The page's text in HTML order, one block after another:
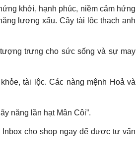
khởi, hạnh phúc, niềm cảm hứng
lượng xấu. Cây tài lộc thạch anh
trưng cho sức sống và sự may
tài lộc. Các nàng mệnh Hoả và
năng lần hạt Mân Côi”.
cho shop ngay để được tư vấn